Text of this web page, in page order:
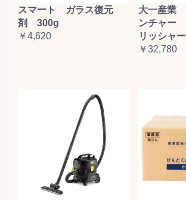
スマート ガラス復元
剤 300g
￥4,620
大一産業
ンチャー
リッシャ
￥32,780